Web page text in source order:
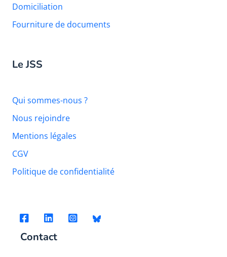
Domiciliation
Fourniture de documents
Le JSS
Qui sommes-nous ?
Nous rejoindre
Mentions légales
CGV
Politique de confidentialité
Contact